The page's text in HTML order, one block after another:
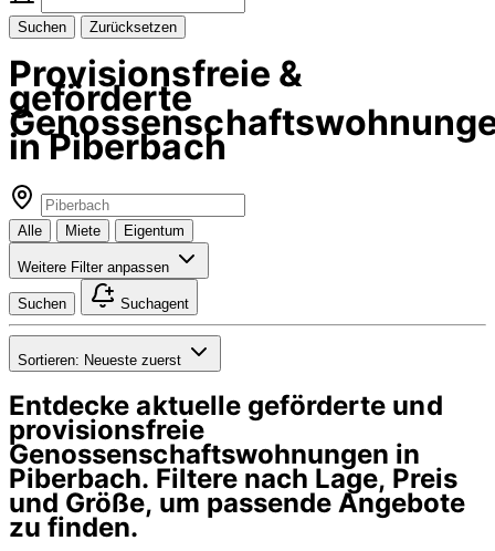
Suchen Zurücksetzen
Provisionsfreie &
geförderte
in Piberbach
Alle Miete Eigentum
Weitere Filter anpassen
Suchen Suchagent
Sortieren: Neueste zuerst
Entdecke aktuelle geförderte und
provisionsfreie
Genossenschaftswohnungen in
Piberbach. Filtere nach Lage, Preis
und Größe, um passende Angebote
zu finden.